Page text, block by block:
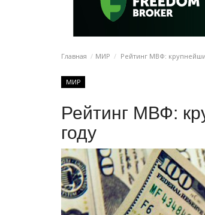
Главная МИР Рейтинг МВФ:
МИР
Рейтинг МВФ:
году